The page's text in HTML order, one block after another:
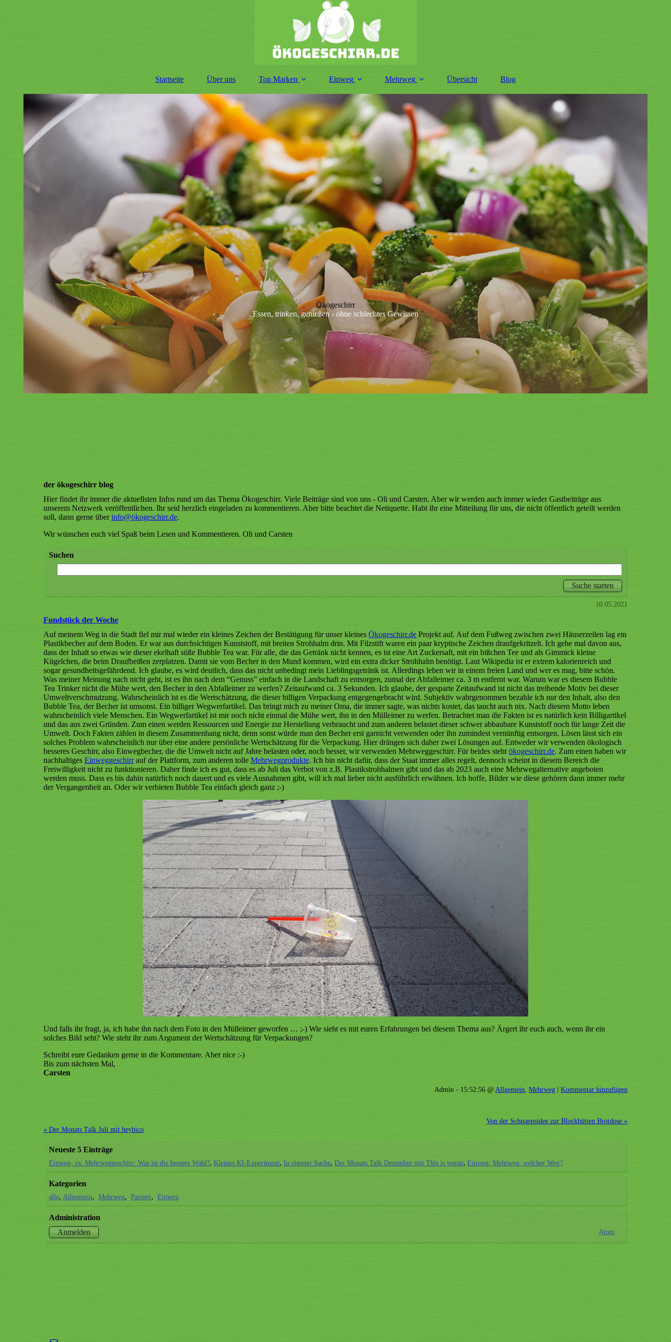
Startseite Über uns Top Marken Einweg Mehrweg Übersicht Blog
Ökogeschirr
Essen, trinken, genießen - ohne schlechtes Gewissen
der ökogeschirr blog
Hier findet ihr immer die aktuellsten Infos rund um das Thema Ökogeschirr. Viele Beiträge sind von uns - Oli und Carsten. Aber wir werden auch immer wieder Gastbeiträge aus
unserem Netzwerk veröffentlichen. Ihr seid herzlich eingeladen zu kommentieren. Aber bitte beachtet die Netiquette. Habt ihr eine Mitteilung für uns, die nicht öffentlich geteilt werden
soll, dann gerne überinfo@ökogeschirr.de.
Wir wünschen euch viel Spaß beim Lesen und Kommentieren. Oli und Carsten
Suchen
10.05.2021
Fundstück der Woche
Auf meinem Weg in die Stadt fiel mir mal wieder ein kleines Zeichen der Bestätigung für unser kleines Ökogeschirr.de Projekt auf. Auf dem Fußweg zwischen zwei Häuserzeilen lag ein
Plastikbecher auf dem Boden. Er war aus durchsichtigen Kunststoff, mit breiten Strohhalm drin. Mit Filzstift waren ein paar kryptische Zeichen draufgekritzelt. Ich gehe mal davon aus,
dass der Inhalt so etwas wie dieser ekelhaft süße Bubble Tea war. Für alle, die das Getränk nicht kennen, es ist eine Art Zuckersaft, mit ein bißchen Tee und als Gimmick kleine
Kügelchen, die beim Draufbeißen zerplatzen. Damit sie vom Becher in den Mund kommen, wird ein extra dicker Strohhalm benötigt. Laut Wikipedia ist er extrem kalorienreich und
sogar gesundheitsgefährdend. Ich glaube, es wird deutlich, dass das nicht unbedingt mein Lieblingsgetränk ist. Allerdings leben wir in einem freien Land und wer es mag, bitte schön.
Was meiner Meinung nach nicht geht, ist es ihn nach dem “Genuss” einfach in die Landschaft zu entsorgen, zumal der Abfalleimer ca. 3 m entfernt war. Warum war es diesem Bubble
Tea Trinker nicht die Mühe wert, den Becher in den Abfalleimer zu werfen? Zeitaufwand ca. 3 Sekunden. Ich glaube, der gesparte Zeitaufwand ist nicht das treibende Motiv bei dieser
Umweltverschmutzung. Wahrscheinlich ist es die Wertschätzung, die dieser billigen Verpackung entgegengebracht wird. Subjektiv wahrgenommen bezahle ich nur den Inhalt, also den
Bubble Tea, der Becher ist umsonst. Ein billiger Wegwerfartikel. Das bringt mich zu meiner Oma, die immer sagte, was nichts kostet, das taucht auch nix. Nach diesem Motto leben
wahrscheinlich viele Menschen. Ein Wegwerfartikel ist mir noch nicht einmal die Mühe wert, ihn in den Mülleimer zu werfen. Betrachtet man die Fakten ist es natürlich kein Billigartikel
und das aus zwei Gründen. Zum einen werden Ressourcen und Energie zur Herstellung verbraucht und zum anderen belastet dieser schwer abbaubare Kunststoff noch für lange Zeit die
Umwelt. Doch Fakten zählen in diesem Zusammenhang nicht, denn sonst würde man den Becher erst garnicht verwenden oder ihn zumindest vernünftig entsorgen. Lösen lässt sich ein
solches Problem wahrscheinlich nur über eine andere persönliche Wertschätzung für die Verpackung. Hier drängen sich daher zwei Lösungen auf. Entweder wir verwenden ökologisch
besseres Geschirr, also Einwegbecher, die die Umwelt nicht auf Jahre belasten oder, noch besser, wir verwenden Mehrweggeschirr. Für beides steht ökogeschirr.de. Zum einen haben wir
nachhaltiges Einweggeschirrauf der Plattform, zum anderen tolle Mehrwegprodukte. Ich bin nicht dafür, dass der Staat immer alles regelt, dennoch scheint in diesem Bereich die
Freiwilligkeit nicht zu funktionieren. Daher finde ich es gut, dass es ab Juli das Verbot von z.B. Plastikstrohhalmen gibt und das ab 2023 auch eine Mehrwegalternative angeboten
werden muss. Dass es bis dahin natürlich noch dauert und es viele Ausnahmen gibt, will ich mal lieber nicht ausführlich erwähnen. Ich hoffe, Bilder wie diese gehören dann immer mehr
der Vergangenheit an. Oder wir verbieten Bubble Tea einfach gleich ganz ;-)
Und falls ihr fragt, ja, ich habe ihn nach dem Foto in den Mülleimer geworfen … ;-) Wie sieht es mit euren Erfahrungen bei diesem Thema aus? Ärgert ihr euch auch, wenn ihr ein
solches Bild seht? Wie steht ihr zum Argument der Wertschätzung für Verpackungen?
Schreibt eure Gedanken gerne in die Kommentare. Aber nice :-)
Bis zum nächsten Mal,
Carsten
Admin - 15:52:56 @Allgemein, Mehrweg | Kommentar hinzufügen
Von der Schnappsidee zur Blockhütten Brotdose »
« Der Monats Talk Juli mit heybico
Neueste 5 Einträge
Einweg- vs. Mehrweggeschirr: Was ist die bessere Wahl? Kleines KI-Experiment In eigener Sache Der Monats Talk Dezember mit This is vegan Einweg, Mehrweg, welcher Weg?
Kategorien
alle Allgemein Mehrweg Partner Einweg
Administration
Anmelden
Atom